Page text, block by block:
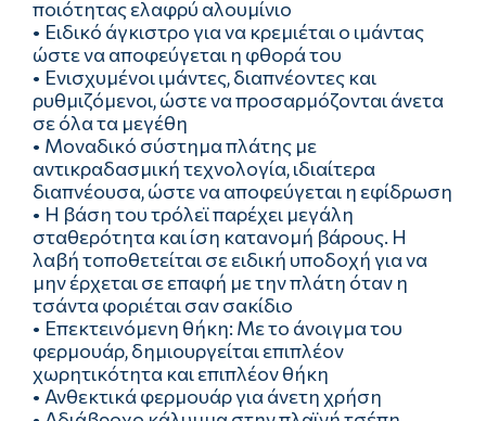
ποιότητας ελαφρύ αλουμίνιο
• Ειδικό άγκιστρο για να κρεμιέται ο ιμάντας
ώστε να αποφεύγεται η φθορά του
• Ενισχυμένοι ιμάντες, διαπνέοντες και
ρυθμιζόμενοι, ώστε να προσαρμόζονται άνετα
σε όλα τα μεγέθη
• Μοναδικό σύστημα πλάτης με
αντικραδασμική τεχνολογία, ιδιαίτερα
διαπνέουσα, ώστε να αποφεύγεται η εφίδρωση
• Η βάση του τρόλεϊ παρέχει μεγάλη
σταθερότητα και ίση κατανομή βάρους. Η
λαβή τοποθετείται σε ειδική υποδοχή για να
μην έρχεται σε επαφή με την πλάτη όταν η
τσάντα φοριέται σαν σακίδιο
• Επεκτεινόμενη θήκη: Με το άνοιγμα του
φερμουάρ, δημιουργείται επιπλέον
χωρητικότητα και επιπλέον θήκη
• Ανθεκτικά φερμουάρ για άνετη χρήση